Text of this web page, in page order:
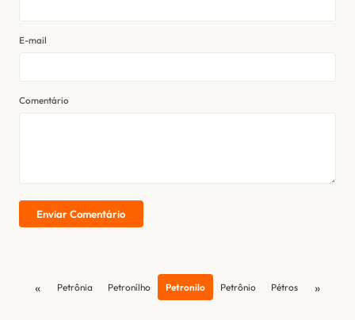
E-mail
Comentário
Enviar Comentário
« Petrônia Petronílho Petronilo Petrônio Pétros »